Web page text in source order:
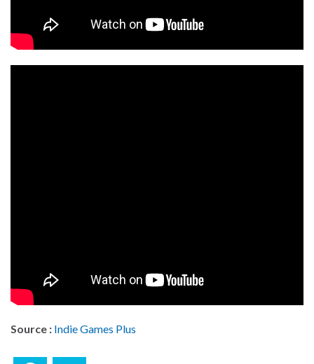
Source : Indie Games Plus